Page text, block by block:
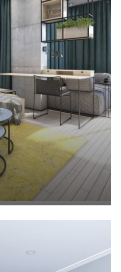
сучасний стиль